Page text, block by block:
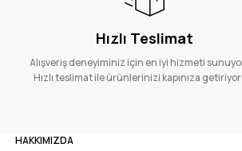
Hızlı Teslimat
Alışveriş deneyiminiz için en iyi hizmeti
Hızlı teslimat ile ürünlerinizi kapınıza
HAKKIMIZDA